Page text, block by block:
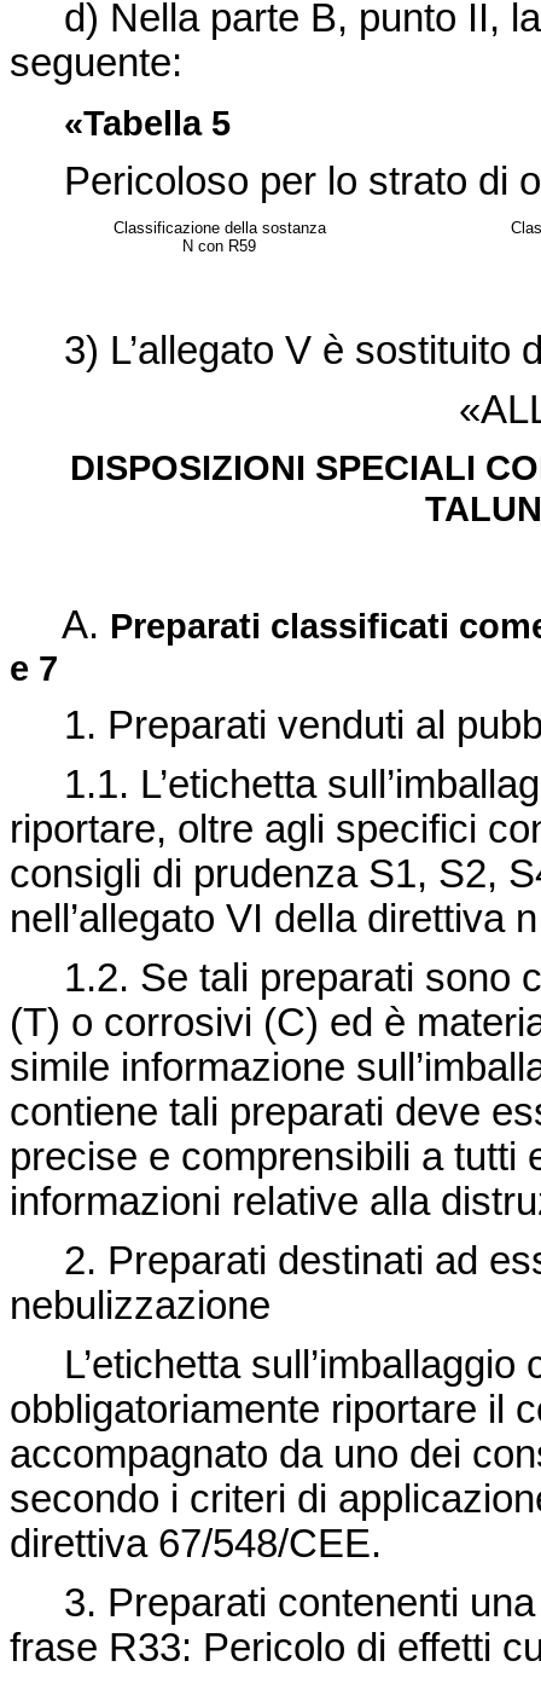
d) Nella parte B, punto II,
seguente:
«Tabella 5
Pericoloso per lo strato di
Classificazione della sostanza
N con R59
3) L’allegato V è sostituito
DISPOSIZIONI SPECIALI
A. Preparati classificati
e 7
1. Preparati venduti al
1.1. L’etichetta
riportare, oltre agli specifici
consigli di prudenza S1, S2,
nell’allegato VI della direttiva
1.2. Se tali preparati sono
(T) o corrosivi (C) ed è
simile informazione
contiene tali preparati deve
precise e comprensibili a tutti
informazioni relative alla
2. Preparati destinati ad
nebulizzazione
L’etichetta sull’imballaggio
obbligatoriamente riportare il
accompagnato da uno dei
secondo i criteri di
direttiva 67/548/CEE.
3. Preparati contenenti una
frase R33: Pericolo di effetti